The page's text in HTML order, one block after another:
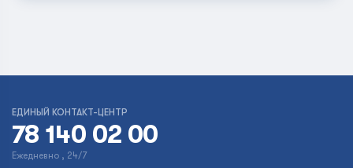
ЕДИНЫЙ КОНТАКТ-ЦЕНТР
78 140 02 00
Ежедневно , 24/7